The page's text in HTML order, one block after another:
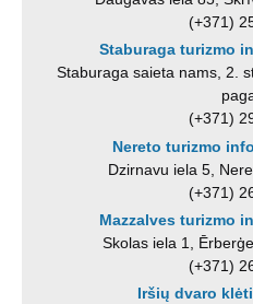
(+371)
Staburaga turizmo
Staburaga saieta nams, 2.
(+371)
Nereto turizmo
Dzirnavu iela 5,
(+371)
Mazzalves turizmo
Skolas iela 1,
(+371)
Iršių dvaro